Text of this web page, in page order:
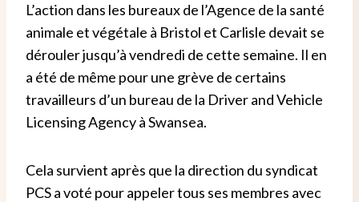
L’action dans les bureaux de l’Agence de la santé
animale et végétale à Bristol et Carlisle devait se
dérouler jusqu’à vendredi de cette semaine. Il en
a été de même pour une grève de certains
travailleurs d’un bureau de la Driver and Vehicle
Licensing Agency à Swansea.
Cela survient après que la direction du syndicat
PCS a voté pour appeler tous ses membres avec